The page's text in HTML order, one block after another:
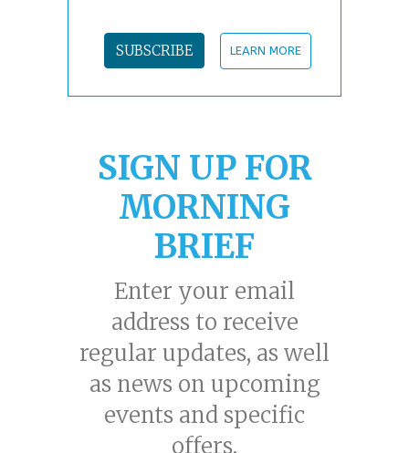
SUBSCRIBE LEARN MORE
SIGN UP FOR
MORNING
BRIEF
Enter your email
address to receive
regular updates, as well
as news on upcoming
events and specific
offers.